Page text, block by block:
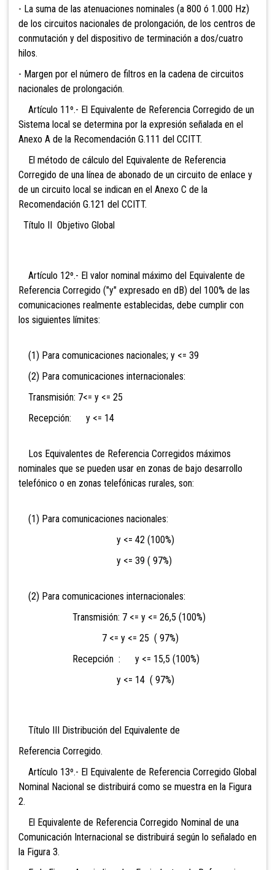
- La suma de las atenuaciones nominales (a 800 ó 1.000 Hz)
de los circuitos nacionales de prolongación, de los centros de
conmutación y del dispositivo de terminación a dos/cuatro
hilos.
- Margen por el número de filtros en la cadena de circuitos
nacionales de prolongación.
Artículo 11º.- El Equivalente de Referencia Corregido de un
Sistema local se determina por la expresión señalada en el
Anexo A de la Recomendación G.111 del CCITT.
El método de cálculo del Equivalente de Referencia
Corregido de una línea de abonado de un circuito de enlace y
de un circuito local se indican en el Anexo C de la
Recomendación G.121 del CCITT.
Título II Objetivo Global
Artículo 12º.- El valor nominal máximo del Equivalente de
Referencia Corregido ("y" expresado en dB) del 100% de las
comunicaciones realmente establecidas, debe cumplir con
los siguientes límites:
(1) Para comunicaciones nacionales; y <= 39
(2) Para comunicaciones internacionales:
Transmisión: 7<= y <= 25
Recepción: y <= 14
Los Equivalentes de Referencia Corregidos máximos
nominales que se pueden usar en zonas de bajo desarrollo
telefónico o en zonas telefónicas rurales, son:
(1) Para comunicaciones nacionales:
y <= 42 (100%)
y <= 39 ( 97%)
(2) Para comunicaciones internacionales:
Transmisión: 7 <= y <= 26,5 (100%)
7 <= y <= 25 ( 97%)
Recepción : y <= 15,5 (100%)
y <= 14 ( 97%)
Título III Distribución del Equivalente de
Referencia Corregido.
Artículo 13º.- El Equivalente de Referencia Corregido Global
Nominal Nacional se distribuirá como se muestra en la Figura
2.
El Equivalente de Referencia Corregido Nominal de una
Comunicación Internacional se distribuirá según lo señalado en
la Figura 3.